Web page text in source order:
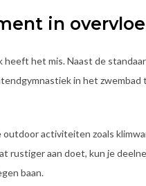
in
het mis. Naast de
in het
activiteiten zoals
rustiger aan doet, kun je
baan.